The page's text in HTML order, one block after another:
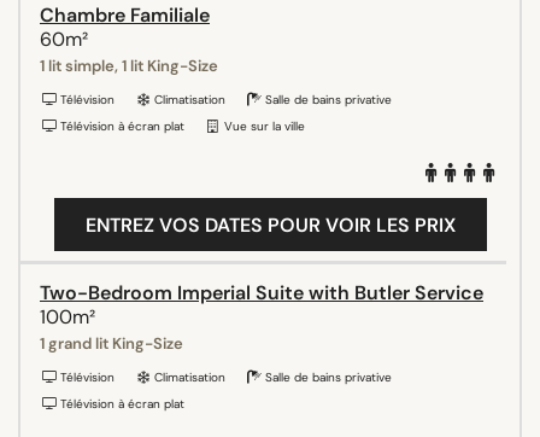
Chambre Familiale
60m²
1 lit simple, 1 lit King-Size
Télévision Climatisation
Salle de bains privative
Télévision à écran plat
Vue sur la ville
ENTREZ VOS DATES POUR VOIR LES PRIX
Two-Bedroom Imperial Suite with Butler Service
100m²
1 grand lit King-Size
Télévision Climatisation
Salle de bains privative
Télévision à écran plat